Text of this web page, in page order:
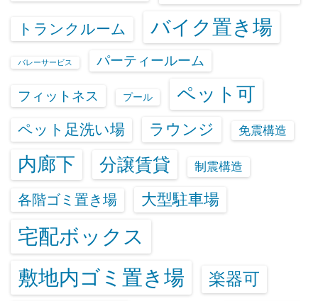
トランクルーム バイク置き場
バレーサービス パーティールーム
フィットネス プール ペット可
ペット足洗い場 ラウンジ 免震構造
内廊下 分譲賃貸 制震構造
各階ゴミ置き場 大型駐車場
宅配ボックス
敷地内ゴミ置き場
楽器可